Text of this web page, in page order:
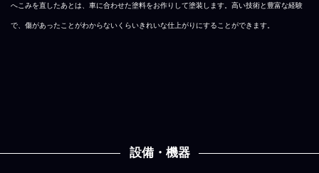
へこみを直したあとは、車に合わせた塗料をお作りして塗装します。高い技術と豊富な経験
で、傷があったことがわからないくらいきれいな仕上がりにすることができます。
設備・機器